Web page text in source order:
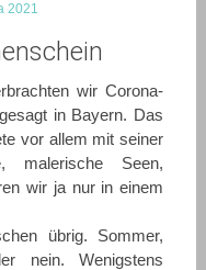
2021
wir Corona-
in Bayern. Das
vor allem mit seiner
malerische Seen,
wir ja nur in einem
übrig. Sommer,
nein. Wenigstens